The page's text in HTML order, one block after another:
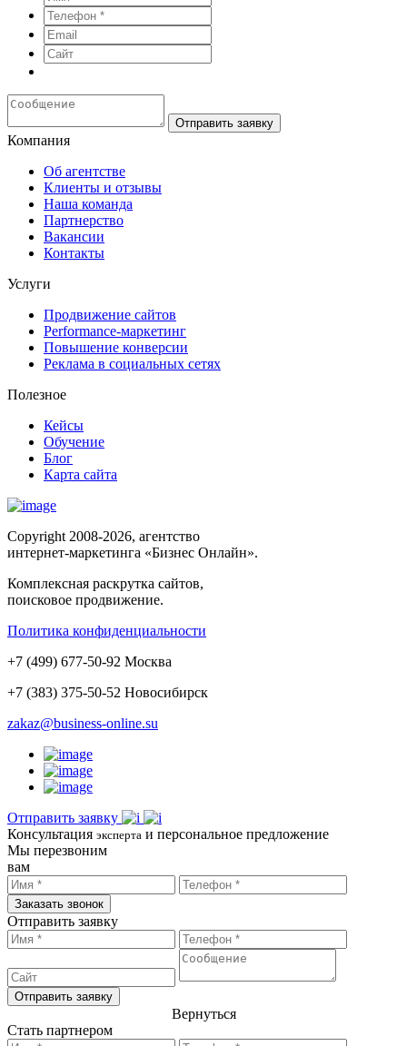
Отправить заявку
Компания
Об агентстве
Клиенты и отзывы
Наша команда
Партнерство
Вакансии
Контакты
Услуги
Продвижение сайтов
Performance-маркетинг
Повышение конверсии
Реклама в социальных сетях
Полезное
Кейсы
Обучение
Блог
Карта сайта
Copyright 2008-2026, агентство
интернет-маркетинга «Бизнес Онлайн».
Комплексная раскрутка сайтов,
поисковое продвижение.
Политика конфиденциальности
+7 (499) 677-50-92 Москва
+7 (383) 375-50-52 Новосибирск
zakaz@business-online.su
Отправить заявку
Консультация эксперта и персональное предложение
Мы перезвоним
вам
Заказать звонок
Отправить заявку
Отправить заявку
Вернуться
Стать партнером